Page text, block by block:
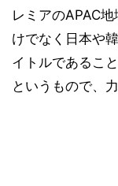
レミアのAPAC
けでなく日本や
イトルであるこ
というもので、